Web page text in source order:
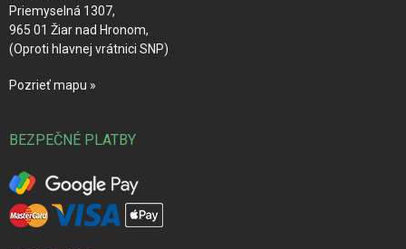
Priemyselná 1307,
965 01 Žiar nad Hronom,
(Oproti hlavnej vrátnici SNP)
Pozrieť mapu »
BEZPEČNÉ PLATBY